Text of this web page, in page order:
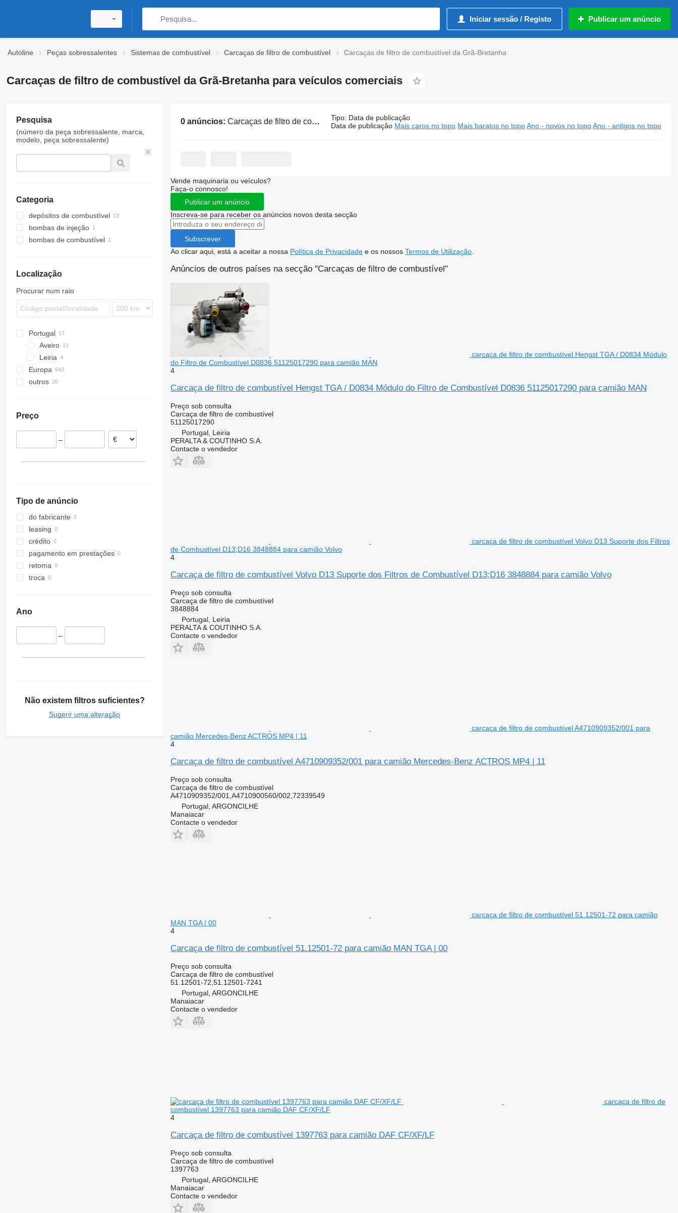
Iniciar sessão / Registo Publicar um anúncio
Autoline Peças sobressalentes Sistemas de combustível Carcaças de filtro de combustível Carcaças de filtro de combustível da Grã-Bretanha
Carcaças de filtro de combustível da Grã-Bretanha para veículos comerciais
Pesquisa
(número da peça sobressalente, marca,
modelo, peça sobressalente)
Categoria
depósitos de combustível
bombas de injeção
bombas de combustível
Localização
Procurar num raio
Portugal
Aveiro
Leiria
Europa
Roménia
Países Baixos
Bélgica
outros
Preço
–
Tipo de anúncio
do fabricante
leasing
crédito
pagamento em prestações
retoma
troca
Ano
–
Não existem filtros suficientes?
Sugerir uma alteração
0 anúncios: Carcaças de filtro de combustível da Grã-Bretanha Tipo: Data de publicação
Data de publicação Mais caros no topo Mais baratos no topo Ano - novos no topo Ano - antigos no topo
Vende maquinaria ou veículos?
Faça-o connosco!
Publicar um anúncio
Inscreva-se para receber os anúncios novos desta secção
Subscrever
Ao clicar aqui, está a aceitar a nossa Política de Privacidadee os nossos Termos de Utilização.
Anúncios de outros países na secção "Carcaças de filtro de combustível"
carcaça de filtro de combustível Hengst TGA / D0834 Módulo
do Filtro de Combustível D0836 51125017290 para camião MAN
4
Carcaça de filtro de combustível Hengst TGA / D0834 Módulo do Filtro de Combustível D0836 51125017290 para camião MAN
Preço sob consulta
Carcaça de filtro de combustível
51125017290
Portugal, Leiria
PERALTA & COUTINHO S.A.
Contacte o vendedor
carcaça de filtro de combustível Volvo D13 Suporte dos Filtros
de Combustível D13;D16 3848884 para camião Volvo
4
Carcaça de filtro de combustível Volvo D13 Suporte dos Filtros de Combustível D13;D16 3848884 para camião Volvo
Preço sob consulta
Carcaça de filtro de combustível
3848884
Portugal, Leiria
PERALTA & COUTINHO S.A.
Contacte o vendedor
carcaça de filtro de combustível A4710909352/001 para
camião Mercedes-Benz ACTROS MP4 | 11
4
Carcaça de filtro de combustível A4710909352/001 para camião Mercedes-Benz ACTROS MP4 | 11
Preço sob consulta
Carcaça de filtro de combustível
A4710909352/001,A4710900560/002,72339549
Portugal, ARGONCILHE
Manaiacar
Contacte o vendedor
carcaça de filtro de combustível 51.12501-72 para camião
MAN TGA | 00
4
Carcaça de filtro de combustível 51.12501-72 para camião MAN TGA | 00
Preço sob consulta
Carcaça de filtro de combustível
51.12501-72,51.12501-7241
Portugal, ARGONCILHE
Manaiacar
Contacte o vendedor
carcaça de filtro de
combustível 1397763 para camião DAF CF/XF/LF
4
Carcaça de filtro de combustível 1397763 para camião DAF CF/XF/LF
Preço sob consulta
Carcaça de filtro de combustível
1397763
Portugal, ARGONCILHE
Manaiacar
Contacte o vendedor